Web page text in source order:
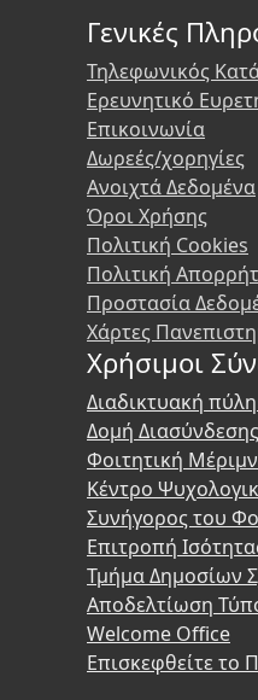
Γενικές
Τηλεφωνικός
Ερευνητικό
Επικοινωνία
Δωρεές/χορηγίες
Ανοιχτά Δεδομένα
Όροι Χρήσης
Πολιτική Cookies
Πολιτική
Προστασία
Χάρτες
Χρήσιμοι
Διαδικτυακή
Δομή
Φοιτητική
Κέντρο
Συνήγορος του
Επιτροπή
Τμήμα Δημοσίων
Αποδελτίωση
Welcome Office
Επισκεφθείτε το